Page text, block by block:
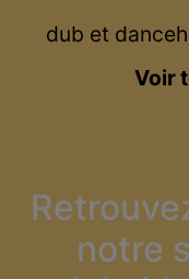
dub et
Voir
notre